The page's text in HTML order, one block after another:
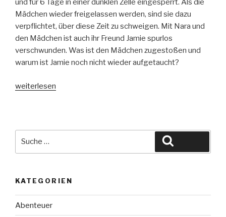
und für 6 Tage in einer dunklen Zelle eingesperrt. Als die
Mädchen wieder freigelassen werden, sind sie dazu
verpflichtet, über diese Zeit zu schweigen. Mit Nara und
den Mädchen ist auch ihr Freund Jamie spurlos
verschwunden. Was ist den Mädchen zugestoßen und
warum ist Jamie noch nicht wieder aufgetaucht?
„Fanatisch“
weiterlesen
KATEGORIEN
Abenteuer